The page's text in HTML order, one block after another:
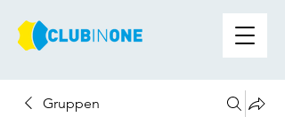
Gruppen